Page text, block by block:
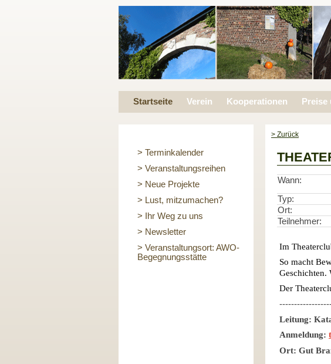
Startseite Verein Kooperationen Preise
> Terminkalender
> Veranstaltungsreihen
> Neue Projekte
> Lust, mitzumachen?
> Ihr Weg zu uns
> Newsletter
> Veranstaltungsort: AWO-
Begegnungsstätte
> Zurück
Wann:
Typ:
Ort:
Teilnehmer:
Im
So macht
Geschichten.
Der
Leitung:
Anmeldung:
Ort: Gut